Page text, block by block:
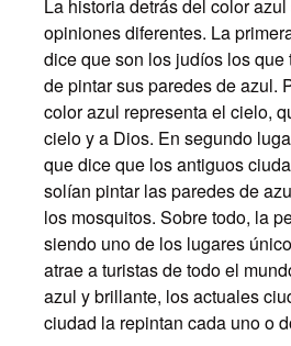
La historia detrás del color
opiniones diferentes. La
dice que son los judíos los
de pintar sus paredes de azul.
color azul representa el cielo,
cielo y a Dios. En segundo
que dice que los antiguos
solían pintar las paredes de
los mosquitos. Sobre todo, la
siendo uno de los lugares
atrae a turistas de todo el
azul y brillante, los actuales
ciudad la repintan cada uno o